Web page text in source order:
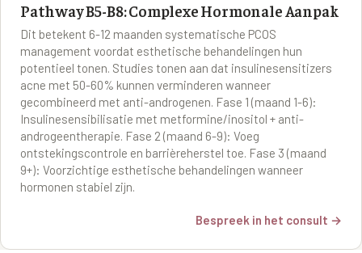
Pathway B5-B8: Complexe Hormonale Aanpak
Dit betekent 6-12 maanden systematische PCOS
management voordat esthetische behandelingen hun
potentieel tonen. Studies tonen aan dat insulinesensitizers
acne met 50-60% kunnen verminderen wanneer
gecombineerd met anti-androgenen. Fase 1 (maand 1-6):
Insulinesensibilisatie met metformine/inositol + anti-
androgeentherapie. Fase 2 (maand 6-9): Voeg
ontstekingscontrole en barrièreherstel toe. Fase 3 (maand
9+): Voorzichtige esthetische behandelingen wanneer
hormonen stabiel zijn.
Bespreek in het consult →